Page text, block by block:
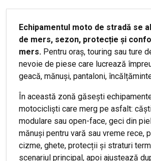
Echipamentul moto de stradă se
de mers, sezon, protecție și
mers. Pentru oraș, touring sau ture
nevoie de piese care lucrează
geacă, mănuși, pantaloni,
În această zonă găsești
motocicliști care merg pe asfalt:
modulare sau open-face, geci din
mănuși pentru vară sau vreme rece,
cizme, ghete, protecții și straturi
scenariul principal, apoi ajustează